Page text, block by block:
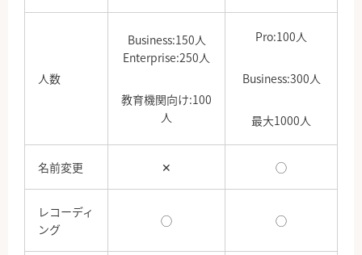
人数
Business:150人
Enterprise:250人
教育機関向け:100
人
Pro:100人
Business:300人
最大1000人
名前変更 ✕ ◯
レコーディ
ング
◯ ◯